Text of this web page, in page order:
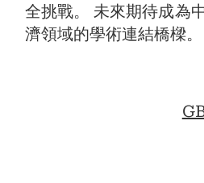
全挑戰。 未來期待成為
濟領域的學術連結橋樑。